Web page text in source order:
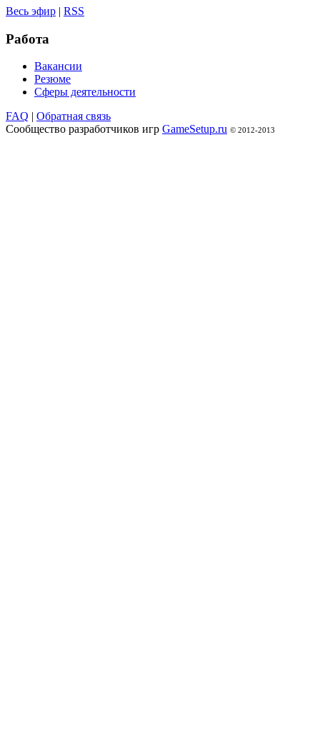
Весь эфир | RSS
Работа
Вакансии
Резюме
Сферы деятельности
FAQ | Обратная связь
Сообщество разработчиков игр GameSetup.ru © 2012-2013